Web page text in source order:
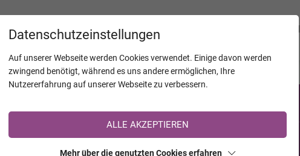
Sie sind noch nicht auf TrauerHilfe.it registriert?
Datenschutzeinstellungen
Auf unserer Webseite werden Cookies verwendet. Einige davon werden
zwingend benötigt, während es uns andere ermöglichen, Ihre
Nutzererfahrung auf unserer Webseite zu verbessern.
ALLE AKZEPTIEREN
Mehr über die genutzten Cookies erfahren
KALENDER JAHRESTAGE UNTERNEHMEN